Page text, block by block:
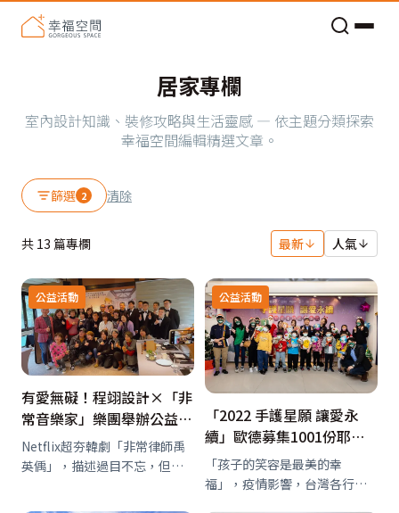
居家專欄
室內設計知識、裝修攻略與生活靈感 — 依主題分類探索
幸福空間編輯精選文章。
篩選 2 清除
共 13 篇專欄 最新 人氣
公益活動
有愛無礙！程翊設計×「非
常音樂家」樂團舉辦公益音
樂會
Netflix超夯韓劇「非常律師禹
英偊」，描述過目不忘，但患
公益活動
「2022 手護星願 讓愛永
續」歐德募集1001份耶誕
禮物 愛心大使吳東諺 白家
綺陪伴孩子歡度耶誕
「孩子的笑容是最美的幸
福」，疫情影響，台灣各行各